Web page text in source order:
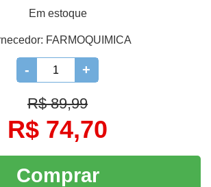
Em estoque
FARMOQUIMICA
- +
R$ 89,99
R$ 74,70
Comprar